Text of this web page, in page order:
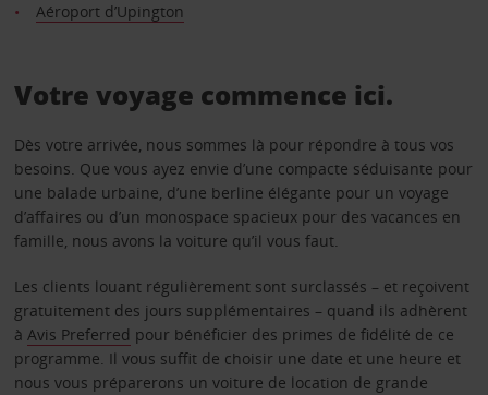
Aéroport d’Upington
Votre voyage commence ici.
Dès votre arrivée, nous sommes là pour répondre à tous vos
besoins. Que vous ayez envie d’une compacte séduisante pour
une balade urbaine, d’une berline élégante pour un voyage
d’affaires ou d’un monospace spacieux pour des vacances en
famille, nous avons la voiture qu’il vous faut.
Les clients louant régulièrement sont surclassés – et reçoivent
gratuitement des jours supplémentaires – quand ils adhèrent
à Avis Preferred pour bénéficier des primes de fidélité de ce
programme. Il vous suffit de choisir une date et une heure et
nous vous préparerons un voiture de location de grande